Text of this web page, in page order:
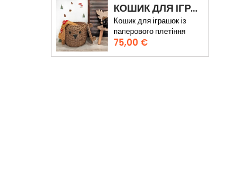
КОШИК ДЛЯ ІГРАШОК ВЕДМЕДИК КАРЛ
Кошик для іграшок із
паперового плетіння
Ціна
75,00 €